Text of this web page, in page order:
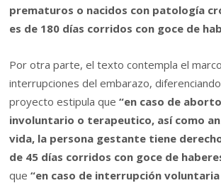
prematuros o nacidos con patología
es de 180 días corridos con goce de
Por otra parte, el texto contempla el
interrupciones del embarazo, diferenciando
proyecto estipula que“en caso de
involuntario o terapeutico, así como
vida, la persona gestante tiene
de 45 días corridos con goce de
que“en caso de interrupción